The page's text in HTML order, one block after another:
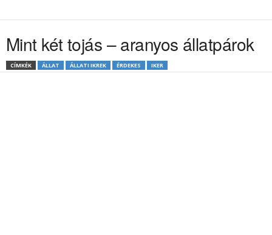
Mint két tojás – aranyos állatpárok
CÍMKÉK ÁLLAT ÁLLATI IKREK ÉRDEKES IKER